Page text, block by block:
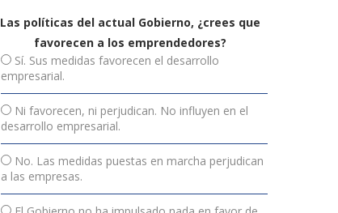
Las políticas del actual Gobierno, ¿crees que
favorecen a los emprendedores?
Sí. Sus medidas favorecen el desarrollo
empresarial.
Ni favorecen, ni perjudican. No influyen en el
desarrollo empresarial.
No. Las medidas puestas en marcha perjudican
a las empresas.